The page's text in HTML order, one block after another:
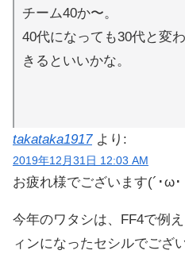
チーム40か〜。
40代になっても30代と変
きるといいかな。
takataka1917 より:
2019年12月31日 12:03 AM
お疲れ様でございます(´･ω･
今年のワタシは、FF4で例
ィンになったセシルでござ